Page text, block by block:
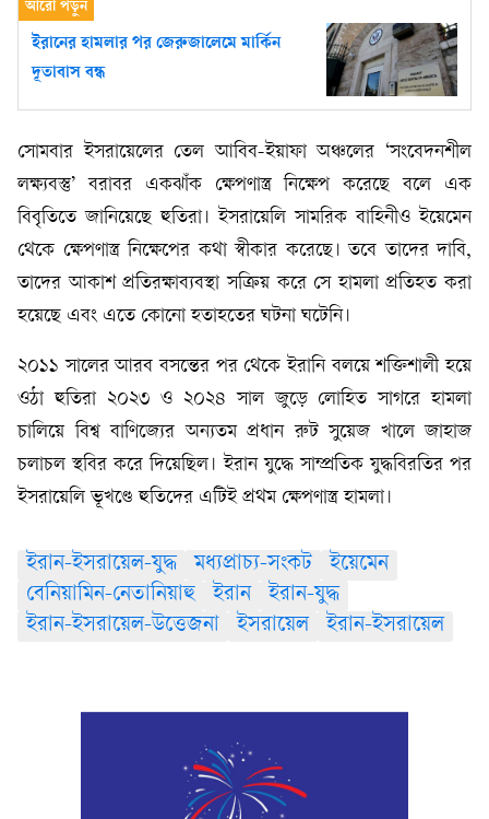
ইরানের হামলার পর জেরুজালেমে মার্কিন
দূতাবাস বন্ধ
সোমবার ইসরায়েলের তেল আবিব-ইয়াফা অঞ্চলের ‘সংবেদনশীল
লক্ষ্যবস্তু’ বরাবর একঝাঁক ক্ষেপণাস্ত্র নিক্ষেপ করেছে বলে এক
বিবৃতিতে জানিয়েছে হুতিরা। ইসরায়েলি সামরিক বাহিনীও ইয়েমেন
থেকে ক্ষেপণাস্ত্র নিক্ষেপের কথা স্বীকার করেছে। তবে তাদের দাবি,
তাদের আকাশ প্রতিরক্ষাব্যবস্থা সক্রিয় করে সে হামলা প্রতিহত করা
হয়েছে এবং এতে কোনো হতাহতের ঘটনা ঘটেনি।
২০১১ সালের আরব বসন্তের পর থেকে ইরানি বলয়ে শক্তিশালী হয়ে
ওঠা হুতিরা ২০২৩ ও ২০২৪ সাল জুড়ে লোহিত সাগরে হামলা
চালিয়ে বিশ্ব বাণিজ্যের অন্যতম প্রধান রুট সুয়েজ খালে জাহাজ
চলাচল স্থবির করে দিয়েছিল। ইরান যুদ্ধে সাম্প্রতিক যুদ্ধবিরতির পর
ইসরায়েলি ভূখণ্ডে হুতিদের এটিই প্রথম ক্ষেপণাস্ত্র হামলা।
ইরান-ইসরায়েল-যুদ্ধ মধ্যপ্রাচ্য-সংকট
ইয়েমেন
বেনিয়ামিন-নেতানিয়াহু
ইরান
ইরান-যুদ্ধ
ইরান-ইসরায়েল-উত্তেজনা
ইসরায়েল ইরান-ইসরায়েল